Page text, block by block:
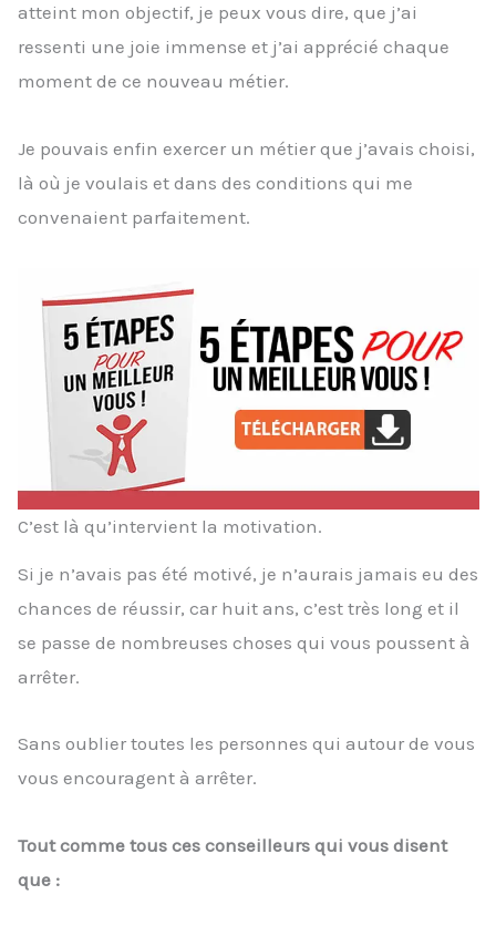
atteint mon objectif, je peux vous dire, que j’ai
ressenti une joie immense et j’ai apprécié chaque
moment de ce nouveau métier.
Je pouvais enfin exercer un métier que j’avais choisi,
là où je voulais et dans des conditions qui me
convenaient parfaitement.
C’est là qu’intervient la motivation.
Si je n’avais pas été motivé, je n’aurais jamais eu des
chances de réussir, car huit ans, c’est très long et il
se passe de nombreuses choses qui vous poussent à
arrêter.
Sans oublier toutes les personnes qui autour de vous
vous encouragent à arrêter.
Tout comme tous ces conseilleurs qui vous disent
que :